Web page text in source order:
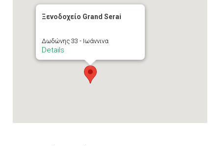
Ξενοδοχείο Grand Serai
Δωδώνης 33 - Ιωάννινα
Details